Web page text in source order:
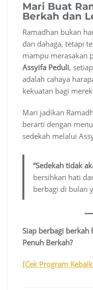
Mari Buat
Berkah dan
Ramadhan bukan
dan dahaga, tetapi
mampu merasakan
Assyifa Peduli,
adalah cahaya
kekuatan bagi
Mari jadikan
berarti dengan
sedekah melalui
“Sedekah tidak
bersihkan hati
berbagi di bulan
Siap berbagi berkah
Penuh Berkah?
[Cek Program